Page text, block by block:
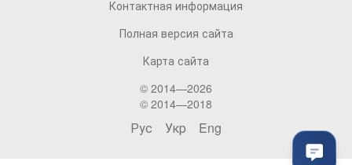
Контактная информация
Полная версия сайта
Карта сайта
© 2014—2026
© 2014—2018
Рус Укр Eng